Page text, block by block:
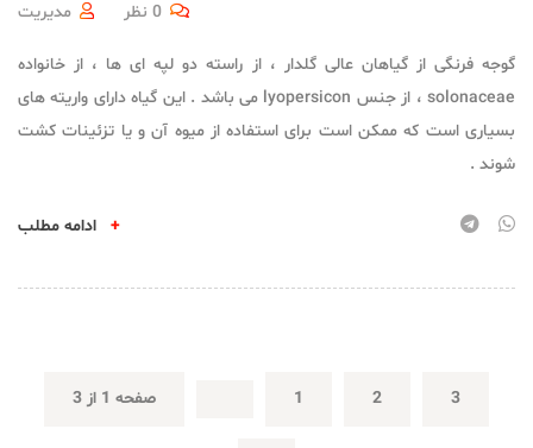
مدیریت 0 نظر
گوجه فرنگی از گیاهان عالی گلدار ، از راسته دو لپه ای ها ، از خانواده
solonaceae ، از جنس lyopersicon می باشد . این گیاه دارای واریته های
بسیاری است که ممکن است برای استفاده از میوه آن و یا تزئینات کشت
شوند .
+
صفحه 1 از 3 1 2 3